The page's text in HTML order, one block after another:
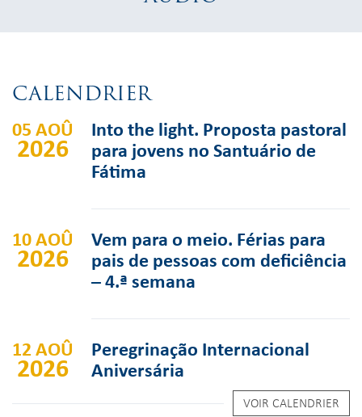
CALENDRIER
05 AOÛ
2026
Into the light. Proposta pastoral
para jovens no Santuário de
Fátima
10 AOÛ
2026
Vem para o meio. Férias para
pais de pessoas com deficiência
– 4.ª semana
12 AOÛ
2026
Peregrinação Internacional
Aniversária
VOIR CALENDRIER